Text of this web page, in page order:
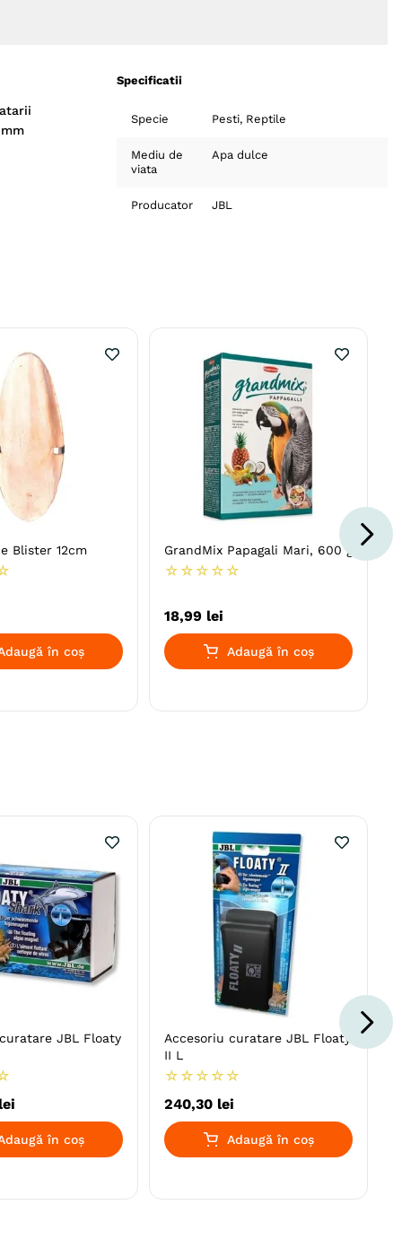
Specificatii
Specie Pesti Reptile
Mediu de
viata
Apa dulce
Producator JBL
Blister 12cm
în coș
GrandMix Papagali Mari, 600 g
☆ ☆ ☆ ☆ ☆
18,99 lei
Adaugă în coș
JBL Floaty
lei
în coș
Accesoriu curatare JBL Floaty
II L
☆ ☆ ☆ ☆ ☆
240,30 lei
Adaugă în coș